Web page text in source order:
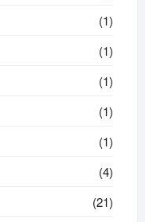
(1)
(1)
(1)
(1)
(1)
(4)
(21)